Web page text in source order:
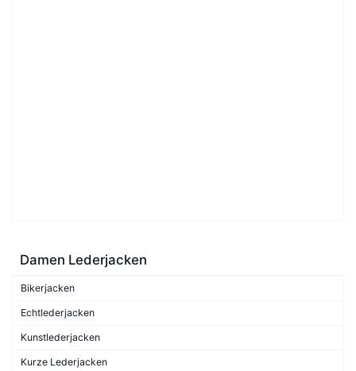
Damen Lederjacken
Bikerjacken
Echtlederjacken
Kunstlederjacken
Kurze Lederjacken